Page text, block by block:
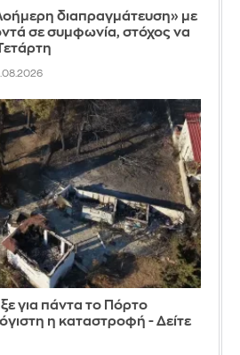
διαπραγμάτευση» με
σε συμφωνία, στόχος να
για πάντα το Πόρτο
η καταστροφή - Δείτε